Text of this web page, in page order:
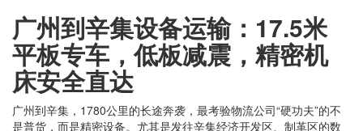
广州到辛集设备运输：17.5米
平板专车，低板减震，精密机
床安全直达
广州到辛集，1780公里的长途奔袭，最考验物流公司“硬功夫”的不
是普货，而是精密设备。尤其是发往辛集经济开发区、制革区的数